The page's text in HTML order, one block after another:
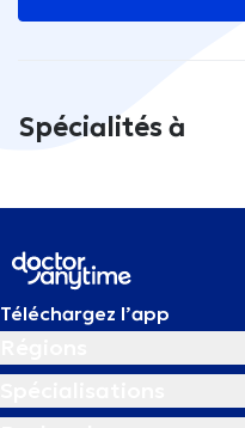
Spécialités à
Téléchargez l’app